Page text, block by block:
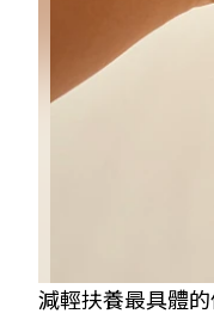
減輕扶養最具體